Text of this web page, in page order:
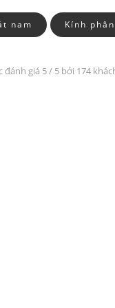
nam Kính
đánh giá 5/ 5 bởi 174